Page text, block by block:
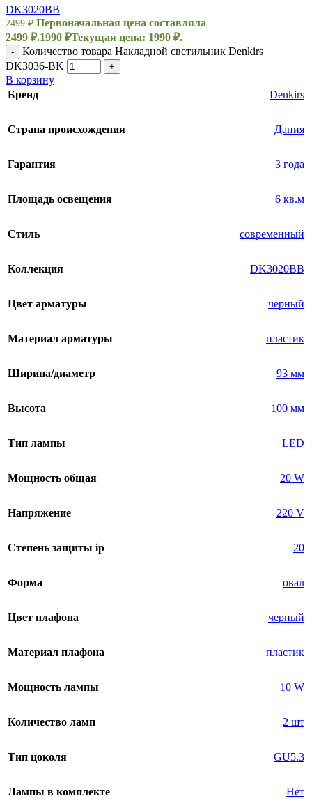
DK3020BВ
2499₽ Первоначальная цена составляла
2499 ₽.1990 ₽Текущая цена: 1990 ₽.
-
Количество товара Накладной светильник Denkirs
DK3036-BK
+
В корзину
Бренд
Denkirs
Страна происхождения Дания
Гарантия 3 года
Площадь освещения 6 кв.м
Стиль современный
Коллекция DK3020BВ
Цвет арматуры черный
Материал арматуры пластик
Ширина/диаметр 93 мм
Высота 100 мм
Тип лампы LED
Мощность общая 20 W
Напряжение 220 V
Степень защиты ip 20
Форма овал
Цвет плафона черный
Материал плафона пластик
Мощность лампы 10 W
Количество ламп 2 шт
Тип цоколя GU5.3
Лампы в комплекте Нет